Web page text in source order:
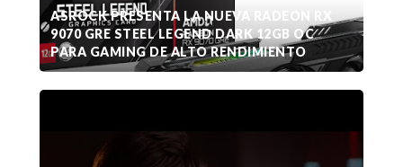
ASROCK PRESENTA LA NUEVA RADEON RX
9070 GRE STEEL LEGEND DARK 12GB OC
PARA GAMING DE ALTO RENDIMIENTO